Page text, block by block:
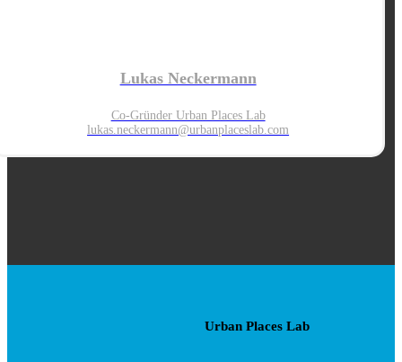
Lukas Neckermann
Co-Gründer Urban Places Lab
lukas.neckermann@urbanplaceslab.com
Urban Places Lab